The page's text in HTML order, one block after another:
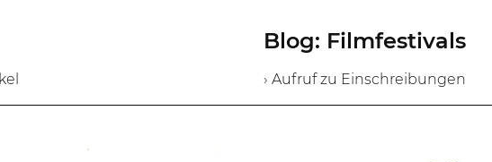
Blog: Filmfestivals
› Aufruf zu Einschreibungen